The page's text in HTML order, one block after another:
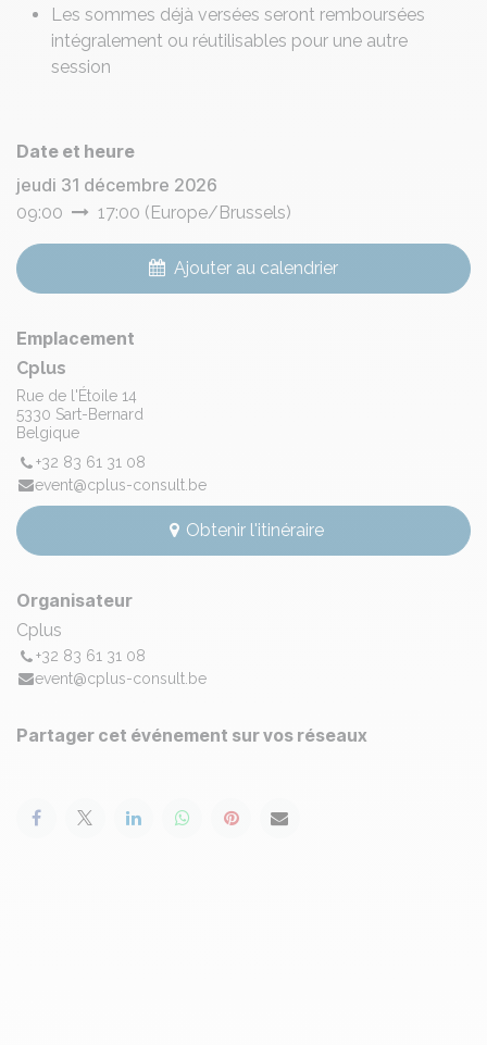
Les sommes déjà versées seront remboursées
intégralement ou réutilisables pour une autre
session
Date et heure
jeudi 31 décembre 2026
09:00 17:00 (Europe/Brussels)
Ajouter au calendrier
Emplacement
Cplus
Rue de l'Étoile 14
5330 Sart-Bernard
Belgique
+32 83 61 31 08
event@cplus-consult.be
Obtenir l'itinéraire
Organisateur
Cplus
+32 83 61 31 08
event@cplus-consult.be
Partager cet événement sur vos réseaux